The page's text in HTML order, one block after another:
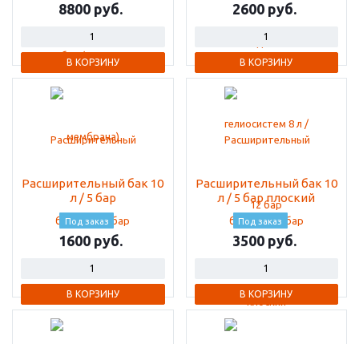
8800
В КОРЗИНУ
2600
В КОРЗИНУ
Расширительный бак 10
л / 5 бар
Под заказ
1600
В КОРЗИНУ
Расширительный бак 10
л / 5 бар плоский
Под заказ
3500
В КОРЗИНУ